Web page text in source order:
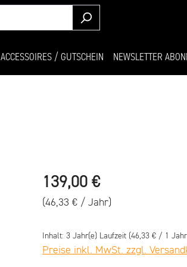
ACCESSOIRES / GUTSCHEIN NEWSLETTER
Regulärer Preis:
139,00 €
(46,33 € / Jahr)
Inhalt: 3 Jahr(e) Laufzeit (46,33 € / 1
Preise inkl. MwSt. zzgl.